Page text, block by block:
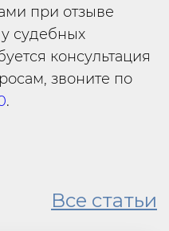
при отзыве
судебных
консультация
звоните по
.
Все статьи